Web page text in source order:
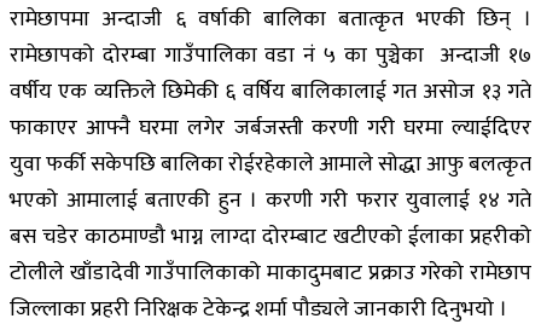
रामेछापमा अन्दाजी ६ वर्षाकी बालिका बतात्कृत भएकी छिन् ।
रामेछापको दोरम्बा गाउँपालिका वडा नं ५ का पुञ्चेका अन्दाजी १७
वर्षीय एक व्यक्तिले छिमेकी ६ वर्षिय बालिकालाई गत असोज १३ गते
फाकाएर आफ्नै घरमा लगेर जर्बजस्ती करणी गरी घरमा ल्याईदिएर
युवा फर्की सकेपछि बालिका रोईरहेकाले आमाले सोद्धा आफु बलत्कृत
भएको आमालाई बताएकी हुन । करणी गरी फरार युवालाई १४ गते
बस चडेर काठमाण्डौ भाग्न लाग्दा दोरम्बाट खटीएको ईलाका प्रहरीको
टोलीले खाँडादेवी गाउँपालिकाको माकादुमबाट प्रक्राउ गरेको रामेछाप
जिल्लाका प्रहरी निरिक्षक टेकेन्द्र शर्मा पौड्यले जानकारी दिनुभयो ।